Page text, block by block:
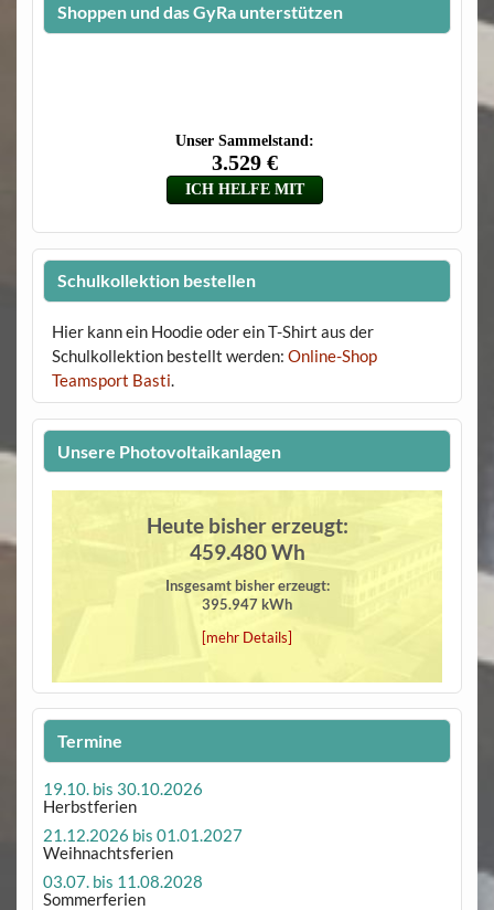
Shoppen und das GyRa unterstützen
Schulkollektion bestellen
Hier kann ein Hoodie oder ein T-Shirt aus der
Schulkollektion bestellt werden: Online-Shop
Teamsport Basti.
Unsere Photovoltaikanlagen
Heute bisher erzeugt:
459.480 Wh
Insgesamt bisher erzeugt:
395.947 kWh
[mehr Details]
Termine
19.10. bis 30.10.2026
Herbstferien
21.12.2026 bis 01.01.2027
Weihnachtsferien
03.07. bis 11.08.2028
Sommerferien